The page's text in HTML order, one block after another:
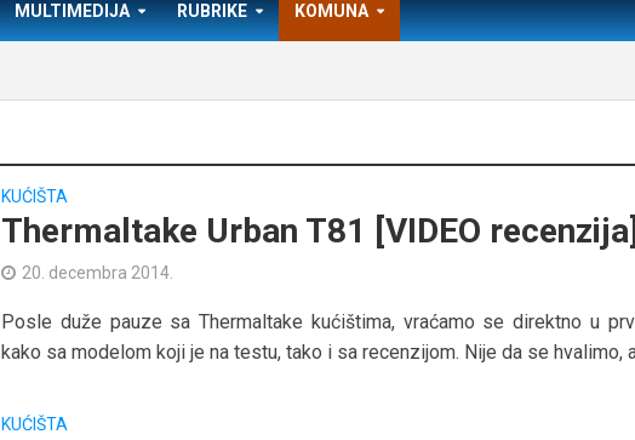
MULTIMEDIJA RUBRIKE KOMUNA
KUĆIŠTA
Thermaltake Urban T81 [VIDEO recenzija]
20. decembra 2014.
Posle duže pauze sa Thermaltake kućištima, vraćamo se direktno u
kako sa modelom koji je na testu, tako i sa recenzijom. Nije da se hvalimo,
KUĆIŠTA